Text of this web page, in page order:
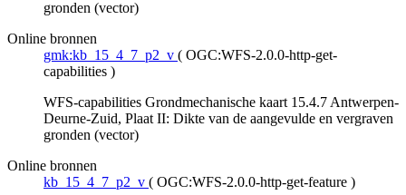
gronden (vector)
Online bronnen
gmk:kb_15_4_7_p2_v ( OGC:WFS-2.0.0-http-get-
capabilities )
WFS-capabilities Grondmechanische kaart 15.4.7 Antwerpen-
Deurne-Zuid, Plaat II: Dikte van de aangevulde en vergraven
gronden (vector)
Online bronnen
kb_15_4_7_p2_v ( OGC:WFS-2.0.0-http-get-feature )